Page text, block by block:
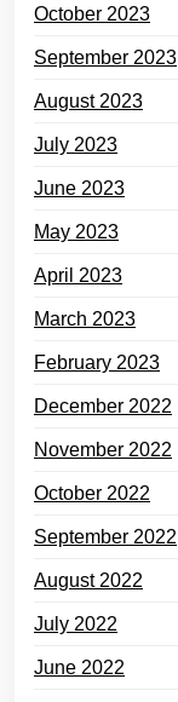
October 2023
September 2023
August 2023
July 2023
June 2023
May 2023
April 2023
March 2023
February 2023
December 2022
November 2022
October 2022
September 2022
August 2022
July 2022
June 2022